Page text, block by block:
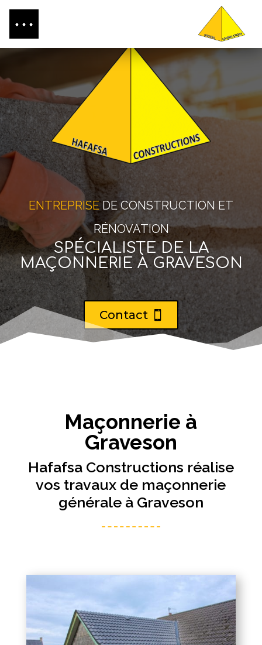
ENTREPRISEDE CONSTRUCTION ET
RÉNOVATION
SPÉCIALISTE DE LA
MAÇONNERIE À GRAVESON
Contact
Maçonnerie à
Graveson
Hafafsa Constructions réalise
vos travaux de maçonnerie
générale à Graveson